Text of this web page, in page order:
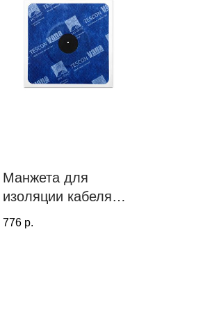
Манжета для
изоляции кабеля
KAFLEX mono, Ø
776 р.